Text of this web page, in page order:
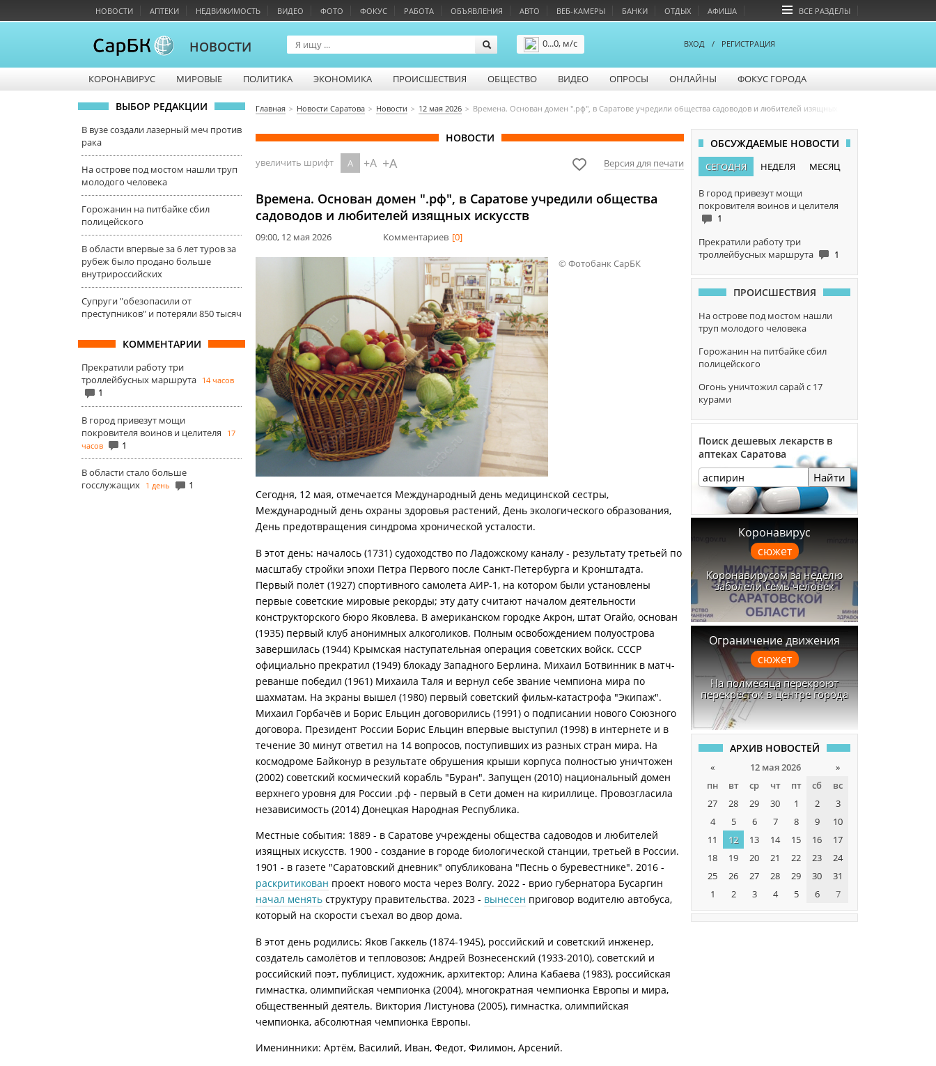
НОВОСТИ АПТЕКИ НЕДВИЖИМОСТЬ ВИДЕО ФОТО ФОКУС РАБОТА ОБЪЯВЛЕНИЯ АВТО ВЕБ-КАМЕРЫ БАНКИ ОТДЫХ АФИША ВСЕ РАЗДЕЛЫ
НОВОСТИ
0...0, м/с
ВХОД / РЕГИСТРАЦИЯ
КОРОНАВИРУС МИРОВЫЕ ПОЛИТИКА ЭКОНОМИКА ПРОИСШЕСТВИЯ ОБЩЕСТВО ВИДЕО ОПРОСЫ ОНЛАЙНЫ ФОКУС ГОРОДА
ВЫБОР РЕДАКЦИИ
В вузе создали лазерный меч против
рака
На острове под мостом нашли труп
молодого человека
Горожанин на питбайке сбил
полицейского
В области впервые за 6 лет туров за
рубеж было продано больше
внутрироссийских
Супруги "обезопасили от
преступников" и потеряли 850 тысяч
КОММЕНТАРИИ
Прекратили работу три
троллейбусных маршрута 14 часов
1
В город привезут мощи
покровителя воинов и целителя
17
часов
1
В области стало больше
госслужащих 1 день 1
Главная Новости Саратова Новости 12 мая 2026 Времена. Основан домен ".рф", в Саратове учредили общества садоводов и любителей изящных искусств
НОВОСТИ
увеличить шрифт A +A +A Версия для печати
Времена. Основан домен ".рф", в Саратове учредили общества
садоводов и любителей изящных искусств
09:00, 12 мая 2026 Комментариев [0]
© Фотобанк СарБК
Сегодня, 12 мая, отмечается Международный день медицинской сестры,
Международный день охраны здоровья растений, День экологического образования,
День предотвращения синдрома хронической усталости.
В этот день: началось (1731) судоходство по Ладожскому каналу - результату третьей по
масштабу стройки эпохи Петра Первого после Санкт-Петербурга и Кронштадта.
Первый полёт (1927) спортивного самолета АИР-1, на котором были установлены
первые советские мировые рекорды; эту дату считают началом деятельности
конструкторского бюро Яковлева. В американском городке Акрон, штат Огайо, основан
(1935) первый клуб анонимных алкоголиков. Полным освобождением полуострова
завершилась (1944) Крымская наступательная операция советских войск. СССР
официально прекратил (1949) блокаду Западного Берлина. Михаил Ботвинник в матч-
реванше победил (1961) Михаила Таля и вернул себе звание чемпиона мира по
шахматам. На экраны вышел (1980) первый советский фильм-катастрофа "Экипаж".
Михаил Горбачёв и Борис Ельцин договорились (1991) о подписании нового Союзного
договора. Президент России Борис Ельцин впервые выступил (1998) в интернете и в
течение 30 минут ответил на 14 вопросов, поступивших из разных стран мира. На
космодроме Байконур в результате обрушения крыши корпуса полностью уничтожен
(2002) советский космический корабль "Буран". Запущен (2010) национальный домен
верхнего уровня для России .рф - первый в Сети домен на кириллице. Провозгласила
независимость (2014) Донецкая Народная Республика.
Местные события: 1889 - в Саратове учреждены общества садоводов и любителей
изящных искусств. 1900 - создание в городе биологической станции, третьей в России.
1901 - в газете "Саратовский дневник" опубликована "Песнь о буревестнике". 2016 -
раскритикован проект нового моста через Волгу. 2022 - врио губернатора Бусаргин
начал менять структуру правительства. 2023 - вынесен приговор водителю автобуса,
который на скорости съехал во двор дома.
В этот день родились: Яков Гаккель (1874-1945), российский и советский инженер,
создатель самолётов и тепловозов; Андрей Вознесенский (1933-2010), советский и
российский поэт, публицист, художник, архитектор; Алина Кабаева (1983), российская
гимнастка, олимпийская чемпионка (2004), многократная чемпионка Европы и мира,
общественный деятель. Виктория Листунова (2005), гимнастка, олимпийская
чемпионка, абсолютная чемпионка Европы.
Именинники: Артём, Василий, Иван, Федот, Филимон, Арсений.
ОБСУЖДАЕМЫЕ НОВОСТИ
СЕГОДНЯ НЕДЕЛЯ МЕСЯЦ
В город привезут мощи
покровителя воинов и целителя
1
Прекратили работу три
троллейбусных маршрута
1
ПРОИСШЕСТВИЯ
На острове под мостом нашли
труп молодого человека
Горожанин на питбайке сбил
полицейского
Огонь уничтожил сарай с 17
курами
Поиск дешевых лекарств в
аптеках Саратова
Найти
Коронавирус
сюжет
Коронавирусом за неделю
заболели семь человек
Ограничение движения
сюжет
На полмесяца перекроют
перекрёсток в центре города
АРХИВ НОВОСТЕЙ
« 12 мая 2026
»
пн
вт ср чт пт сб
вс
27
28 29 30 1 2
3
4
5 6 7 8 9
10
11
12 13 14 15 16
17
18
19 20 21 22 23
24
25
26 27 28 29 30
31
1
2 3 4 5 6 7